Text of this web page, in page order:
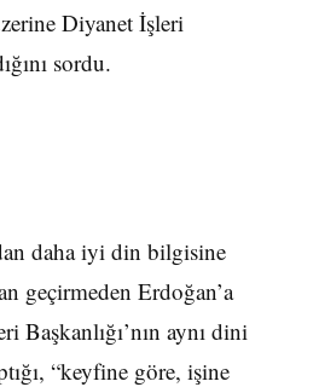
Diyanet İşleri
sordu.
daha iyi din bilgisine
geçirmeden Erdoğan’a
Başkanlığı’nın aynı dini
“keyfine göre, işine